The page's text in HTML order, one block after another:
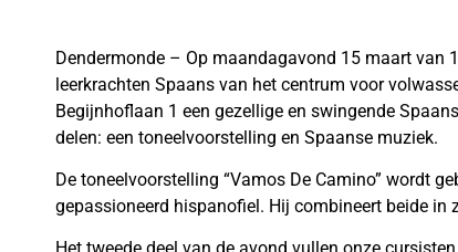
Dendermonde – Op maandagavond 15 maart van
leerkrachten Spaans van het centrum voor
Begijnhoflaan 1 een gezellige en swingende
delen: een toneelvoorstelling en Spaanse muziek.
De toneelvoorstelling “Vamos De Camino” wordt
gepassioneerd hispanofiel. Hij combineert beide in